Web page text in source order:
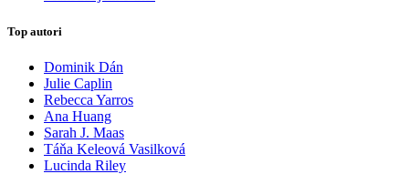
Top autori
Dominik Dán
Julie Caplin
Rebecca Yarros
Ana Huang
Sarah J. Maas
Táňa Keleová Vasilková
Lucinda Riley